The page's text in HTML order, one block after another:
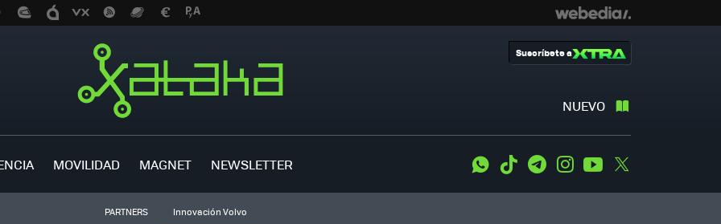
NUEVO
Suscríbete a
MOVILIDAD MAGNET NEWSLETTER WhatsApp
Tiktok TelegramInstagramYoutube
PARTNERS Innovación Volvo